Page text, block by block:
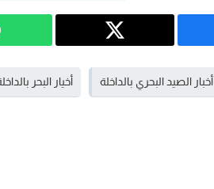
أخبار الصيد البحري بالداخلة أخيار البحر